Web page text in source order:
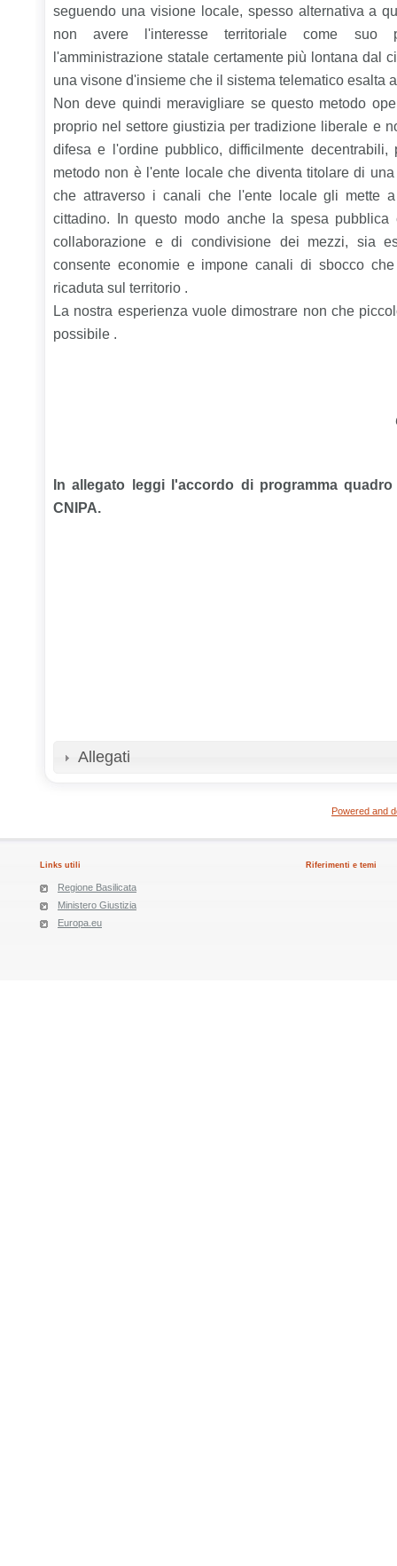
seguendo una visione locale, spesso alternativa a
non avere l'interesse territoriale come suo
l'amministrazione statale certamente più lontana dal
una visone d'insieme che il sistema telematico esalta
Non deve quindi meravigliare se questo metodo
proprio nel settore giustizia per tradizione liberale e
difesa e l'ordine pubblico, difficilmente decentrabili,
metodo non è l'ente locale che diventa titolare di
che attraverso i canali che l'ente locale gli mette
cittadino. In questo modo anche la spesa pubblica
collaborazione e di condivisione dei mezzi, sia
consente economie e impone canali di sbocco
ricaduta sul territorio .
La nostra esperienza vuole dimostrare non che
possibile .
In allegato leggi l'accordo di programma
CNIPA.
Allegati
Powered and
Links utili Riferimenti e temi
Regione Basilicata
Ministero Giustizia
Europa.eu